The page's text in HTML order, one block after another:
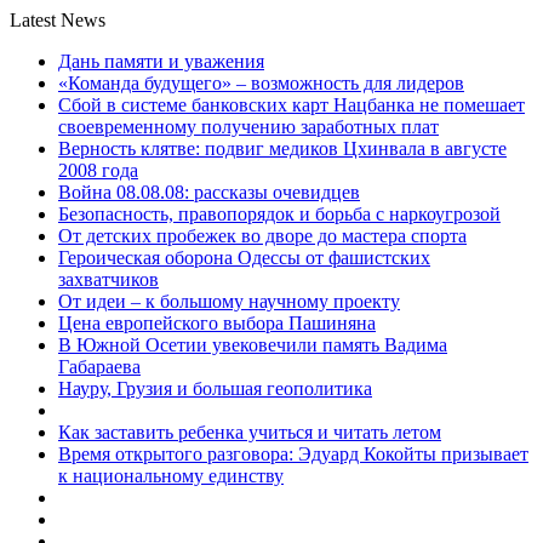
Latest News
Дань памяти и уважения
«Команда будущего» – возможность для лидеров
Сбой в системе банковских карт Нацбанка не помешает
своевременному получению заработных плат
Верность клятве: подвиг медиков Цхинвала в августе
2008 года
Война 08.08.08: рассказы очевидцев
Безопасность, правопорядок и борьба с наркоугрозой
От детских пробежек во дворе до мастера спорта
Героическая оборона Одессы от фашистских
захватчиков
От идеи – к большому научному проекту
Цена европейского выбора Пашиняна
В Южной Осетии увековечили память Вадима
Габараева
Науру, Грузия и большая геополитика
Как заставить ребенка учиться и читать летом
Время открытого разговора: Эдуард Кокойты призывает
к национальному единству